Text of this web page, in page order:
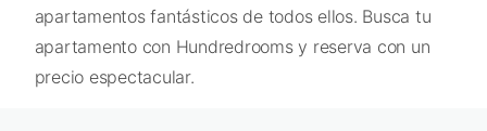
apartamentos fantásticos de todos ellos. Busca tu
apartamento con Hundredrooms y reserva con un
precio espectacular.